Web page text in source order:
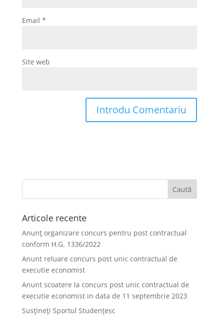
Email *
Site web
Articole recente
Anunț organizare concurs pentru post contractual
conform H.G. 1336/2022
Anunt reluare concurs post unic contractual de
executie economist
Anunt scoatere la concurs post unic contractual de
executie economist in data de 11 septembrie 2023
Susțineți Sportul Studențesc